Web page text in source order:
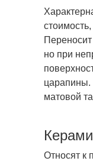
стоимость,
но при
царапины.
матовой
Относят к